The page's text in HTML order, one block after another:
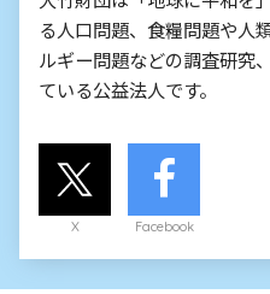
る人口問題、食糧問題や人
ルギー問題などの調査研究
ている公益法人です。
X Facebook